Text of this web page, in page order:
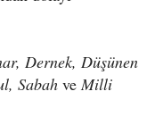
Dernek, Düşünen
Sabah veMilli